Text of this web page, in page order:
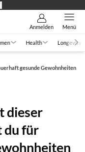
Anmelden Menü
Health Longevity
gesunde Gewohnheiten
dieser
du für